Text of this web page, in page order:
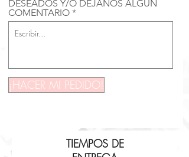
DESEADOS Y/O DÉJANOS ALGÚN
COMENTARIO
¡HACER MI PEDIDO!
TIEMPOS DE